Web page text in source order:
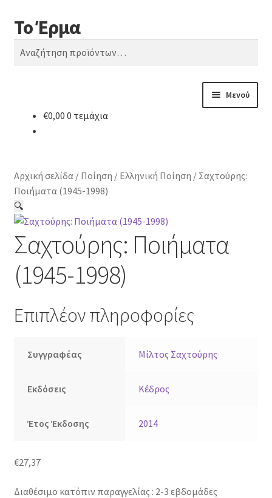
Απευθείας
μετάβαση
στην
Μετάβαση
σε
περιεχόμενο
Το Έρμα
Αναζήτηση
Αναζήτηση
Μενού
Κατηγορίες Βιβλίων
Συχνές Ερωτήσεις
Επικοινωνία
€0,00 0 τεμάχια
Αρχική σελίδα/ Ποίηση / Ελληνική Ποίηση / Σαχτούρης:
Ποιήματα (1945-1998)
🔍
Σαχτούρης: Ποιήματα
(1945-1998)
Επιπλέον πληροφορίες
Συγγραφέας Μίλτος Σαχτούρης
Εκδόσεις Κέδρος
Έτος Έκδοσης 2014
€27,37
Διαθέσιμο κατόπιν παραγγελίας : 2-3 εβδομάδες